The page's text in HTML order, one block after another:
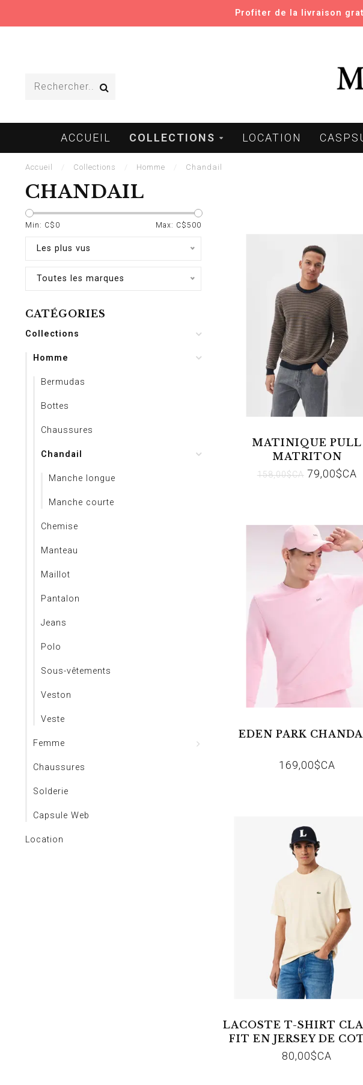
Profiter de la livraison
ACCUEIL COLLECTIONS LOCATION
Accueil Collections Homme Chandail
CHANDAIL
Min: C$ 0 Max: C$500
Les plus vus
Toutes les marques
CATÉGORIES
Collections
Homme
Bermudas
Bottes
Chaussures
Chandail
Manche longue
Manche courte
Chemise
Manteau
Maillot
Pantalon
Jeans
Polo
Sous-vêtements
Veston
Veste
Femme
Chaussures
Solderie
Capsule Web
Location
MATINIQUE PULL
MATRITON
158,00$CA79,00$CA
EDEN PARK
169,00$CA
LACOSTE T-SHIRT
FIT EN JERSEY DE
056 NATUREL CLAIR
80,00$CA